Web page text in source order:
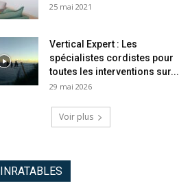
25 mai 2021
Vertical Expert : Les
spécialistes cordistes pour
toutes les interventions sur...
29 mai 2026
Voir plus